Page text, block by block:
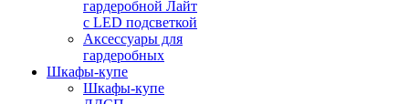
гардеробной Лайт
с LED подсветкой
Аксессуары для
гардеробных
Шкафы-купе
Шкафы-купе